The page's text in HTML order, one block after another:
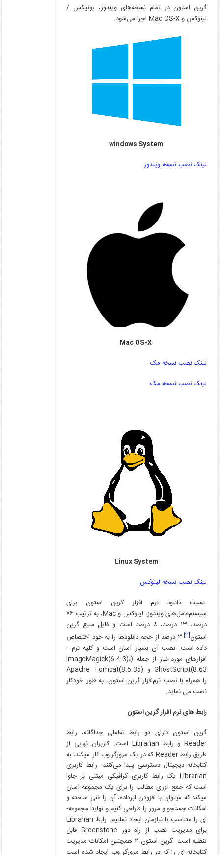
گرین استون در تمام نسخه‌های ویندوز، یونیکس /
لینوکس و Mac OS-X اجرا می‌شود.
لینک نصب نسخه ویندوز
لینک نصب نسخه مک
لینک نصب نسخه مک
Linux System
لینک نصب نسخه لینوکس
نسبت دانلود نرم­ افزار گرین استون برای
سیستم‌عامل‌های ویندوز، لینوکس و Mac، به ترتیب ۷۶
درصد، ۱۳ درصد، ۸ درصد است و فایل منبع گرین
استون[۳]
۳ درصد از حجم دانلودها را به خود اختصاص
داده است. نصب آن بسیار آسان است و کلیه نرم ­
افزارهای مورد نیاز از جمله (ImageMagick(6.4.3)،
GhostScript(8.63 و (Apache Tomcat(8.5.35
را همراه با نصب نرم‌افزار گرین استون، به طور خودکار
نصب می­ نماید.
رابط­ های نرم ­افزار گرین استون
گرین استون دارای دو رابط تعاملی جداگانه، رابط
Reader و رابط Librarian است. کاربران نهایی از
طریق رابط Reader که در یک مرورگر وب کار می­کند، به
کتابخانه دیجیتال دسترسی پیدا می‌کنند. رابط کاربری
Librarian یک رابط کاربری گرافیکی مبتنی بر جاوا
است که جمع­ آوری مطالب را برای یک مجموعه آسان
می­کند که می­توان با افزودن ابرداده، آن را غنی ساخته و
امکانات جستجو و مرور را طراحی کنیم و نهایتاً مجموعه­
ای را متناسب با نیازمان ایجاد نماییم. رابط Librarian
برای مدیریت نصب از راه دور Greenstone قابل
تنظیم است. گرین استون ۳ همچنین امکانات مدیریت
کتابخانه ­ای را که در رابط مرورگر وب ایجاد شده است